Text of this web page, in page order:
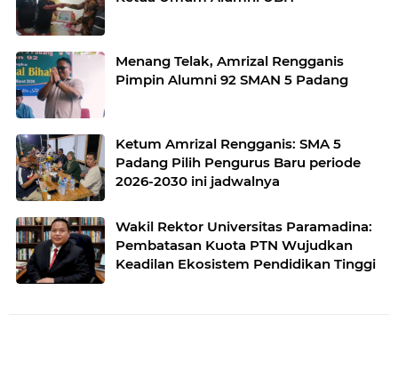
Menang Telak, Amrizal Rengganis
Pimpin Alumni 92 SMAN 5 Padang
Ketum Amrizal Rengganis: SMA 5
Padang Pilih Pengurus Baru periode
2026-2030 ini jadwalnya
Wakil Rektor Universitas Paramadina:
Pembatasan Kuota PTN Wujudkan
Keadilan Ekosistem Pendidikan Tinggi